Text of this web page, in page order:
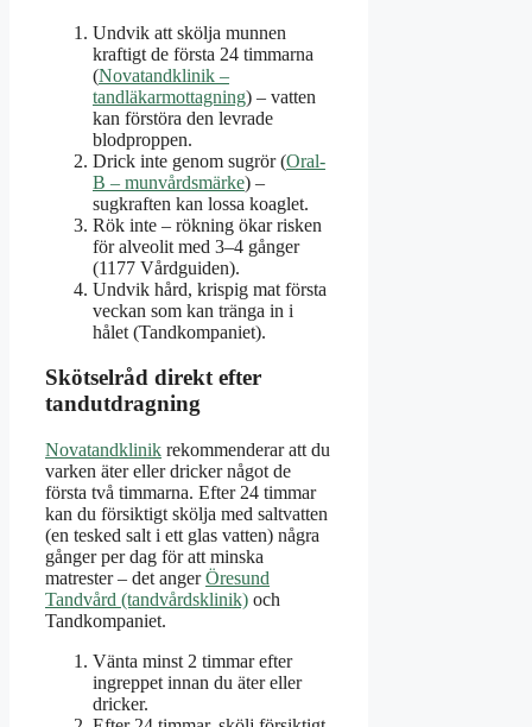
Undvik att skölja munnen
kraftigt de första 24 timmarna
(Novatandklinik –
tandläkarmottagning) – vatten
kan förstöra den levrade
blodproppen.
Drick inte genom sugrör (Oral-
B – munvårdsmärke) –
sugkraften kan lossa koaglet.
Rök inte – rökning ökar risken
för alveolit med 3–4 gånger
(1177 Vårdguiden).
Undvik hård, krispig mat första
veckan som kan tränga in i
hålet (Tandkompaniet).
Skötselråd direkt efter
tandutdragning
Novatandklinik rekommenderar att du
varken äter eller dricker något de
första två timmarna. Efter 24 timmar
kan du försiktigt skölja med saltvatten
(en tesked salt i ett glas vatten) några
gånger per dag för att minska
matrester – det angerÖresund
Tandvård (tandvårdsklinik) och
Tandkompaniet.
Vänta minst 2 timmar efter
ingreppet innan du äter eller
dricker.